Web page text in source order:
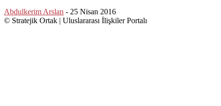
Abdulkerim Arslan - 25 Nisan 2016
© Stratejik Ortak | Uluslararası İlişkiler Portalı